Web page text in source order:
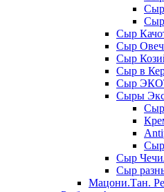
Сыр
Сыр
Сыр
Сыр в
Сыр
Сыры
Сыр
Сыр
Мацони.Тан.